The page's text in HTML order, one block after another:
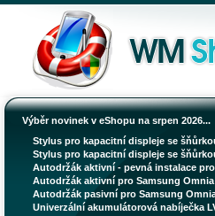
Výběr novinek v eShopu na srpen 2026...
Stylus pro kapacitní displeje se
Stylus pro kapacitní displeje se
Autodržák aktivní - pevná instalace
Autodržák aktivní pro Samsung Omnia
Autodržák pasivní pro Samsung
Univerzální akumulátorová nabíječka